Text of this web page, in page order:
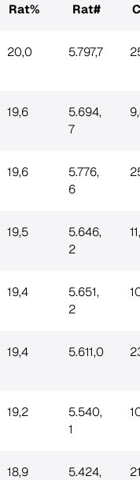
Rat% Rat#
20,0 5.797,7
19,6
5.694,
7
19,6
5.776,
6
19,5
5.646,
2
19,4
5.651,
2
19,4 5.611,0
19,2
5.540,
1
18,9
5.424,